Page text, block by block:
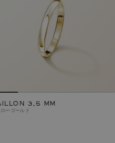
3,5 MM
ローゴールド